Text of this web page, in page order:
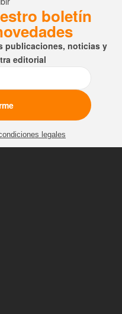
boletín
publicaciones, noticias y
editorial
legales